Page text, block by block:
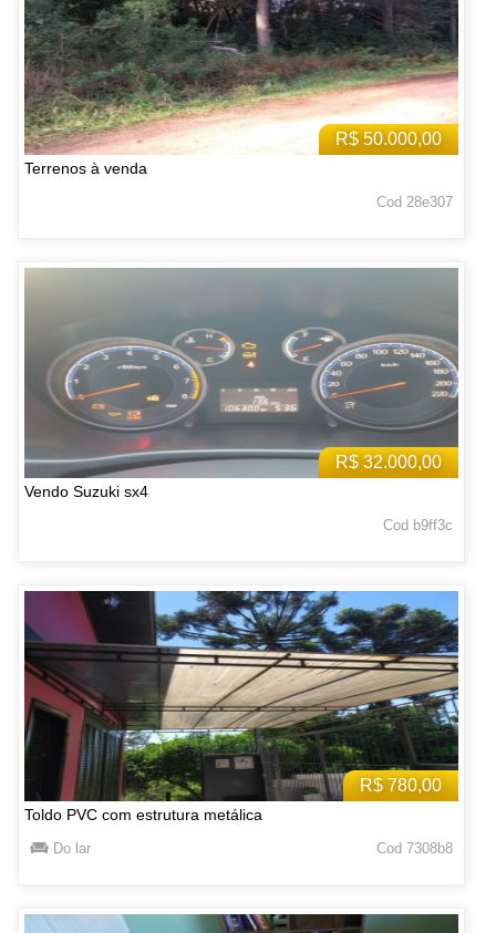
R$ 50.000,00
Terrenos à venda
Cod 28e307
R$ 32.000,00
Vendo Suzuki sx4
Cod b9ff3c
R$ 780,00
Toldo PVC com estrutura metálica
Do lar Cod 7308b8